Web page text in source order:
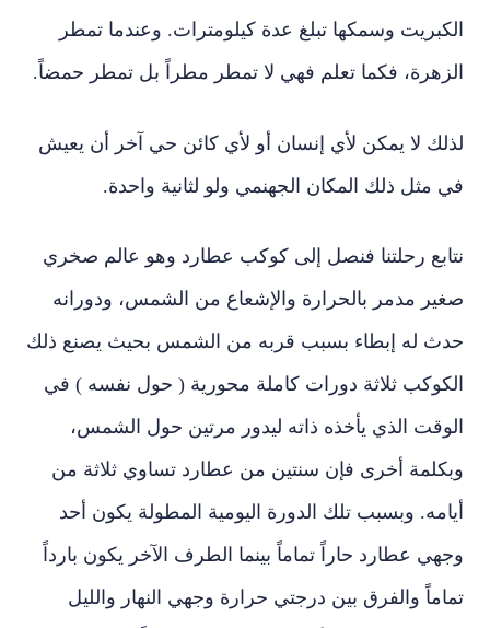
الكبريت وسمكها تبلغ عدة كيلومترات. وعندما تمطر
الزهرة، فكما تعلم فهي لا تمطر مطراً بل تمطر حمضاً.
لذلك لا يمكن لأي إنسان أو لأي كائن حي آخر أن يعيش
في مثل ذلك المكان الجهنمي ولو لثانية واحدة.
نتابع رحلتنا فنصل إلى كوكب عطارد وهو عالم صخري
صغير مدمر بالحرارة والإشعاع من الشمس، ودورانه
حدث له إبطاء بسبب قربه من الشمس بحيث يصنع ذلك
الكوكب ثلاثة دورات كاملة محورية ( حول نفسه ) في
الوقت الذي يأخذه ذاته ليدور مرتين حول الشمس،
وبكلمة أخرى فإن سنتين من عطارد تساوي ثلاثة من
أيامه. وبسبب تلك الدورة اليومية المطولة يكون أحد
وجهي عطارد حاراً تماماً بينما الطرف الآخر يكون بارداً
تماماً والفرق بين درجتي حرارة وجهي النهار والليل